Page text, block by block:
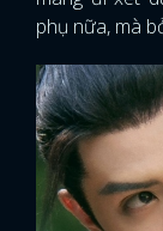
phụ nữa, mà